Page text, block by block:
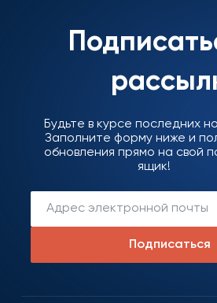
Будьте в курсе последних
Заполните форму ниже и
обновления прямо на свой
ящик!
Подписаться